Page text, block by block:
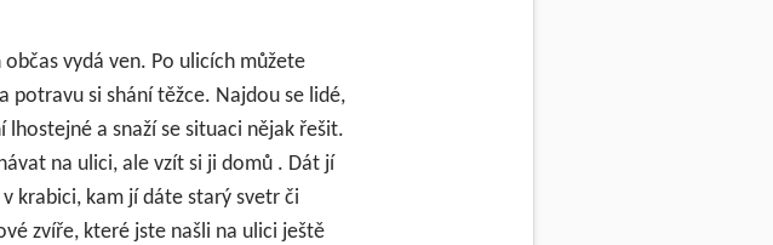
vydá ven. Po ulicích můžete
potravu si shání těžce. Najdou se lidé,
a snaží se situaci nějak řešit.
na ulici, ale vzít si ji domů . Dát jí
krabici, kam jí dáte starý svetr či
zvíře, které jste našli na ulici ještě